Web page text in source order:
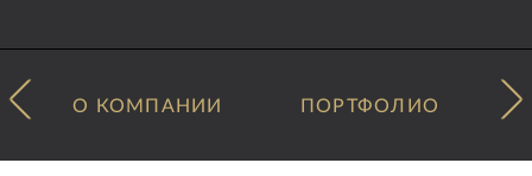
О КОМПАНИИ ПОРТФОЛИО